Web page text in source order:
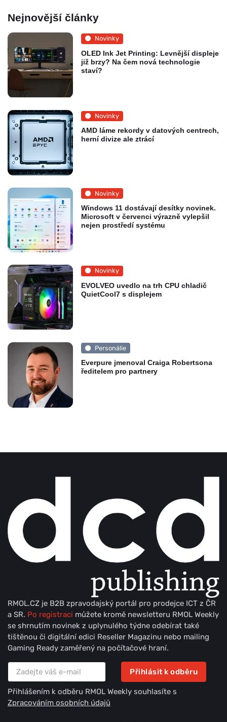
Nejnovější články
Novinky
OLED Ink Jet Printing: Levnější displeje
již brzy? Na čem nová technologie
staví?
Novinky
AMD láme rekordy v datových centrech,
herní divize ale ztrácí
Novinky
Windows 11 dostávají desítky novinek.
Microsoft v červenci výrazně vylepšil
nejen prostředí systému
Novinky
EVOLVEO uvedlo na trh CPU chladič
QuietCool7 s displejem
Personálie
Everpure jmenoval Craiga Robertsona
ředitelem pro partnery
RMOL.CZ je B2B zpravodajský portál pro prodejce ICT z ČR
a SR. Po registraci můžete kromě newsletteru RMOL Weekly
se shrnutím novinek z uplynulého týdne odebírat také
tištěnou či digitální edici Reseller Magazinu nebo mailing
Gaming Ready zaměřený na počítačové hraní.
Přihlásit k odběru
Přihlášením k odběru RMOL Weekly souhlasíte s
Zpracováním osobních údajů